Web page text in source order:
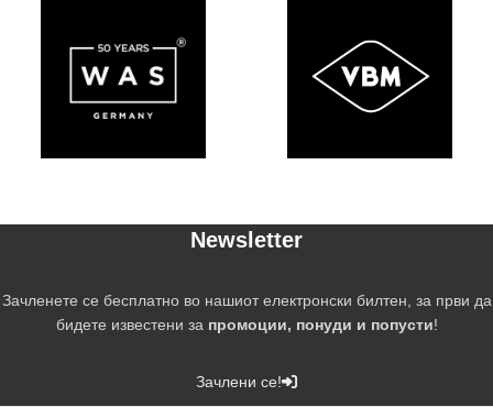
Newsletter
Зачленете се бесплатно во нашиот електронски билтен, за први да
бидете известени за промоции, понуди и попусти!
Зачлени се!